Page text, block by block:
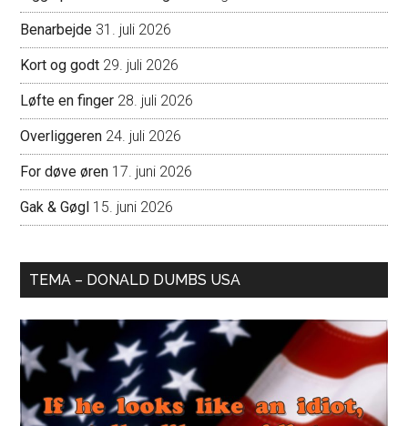
Benarbejde 31. juli 2026
Kort og godt 29. juli 2026
Løfte en finger 28. juli 2026
Overliggeren 24. juli 2026
For døve øren 17. juni 2026
Gak & Gøgl 15. juni 2026
TEMA – DONALD DUMBS USA